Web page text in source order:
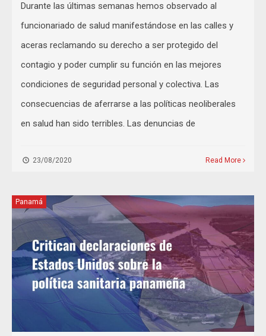
Durante las últimas semanas hemos observado al
funcionariado de salud manifestándose en las calles y
aceras reclamando su derecho a ser protegido del
contagio y poder cumplir su función en las mejores
condiciones de seguridad personal y colectiva. Las
consecuencias de aferrarse a las políticas neoliberales
en salud han sido terribles. Las denuncias de
23/08/2020 Read More
Panamá